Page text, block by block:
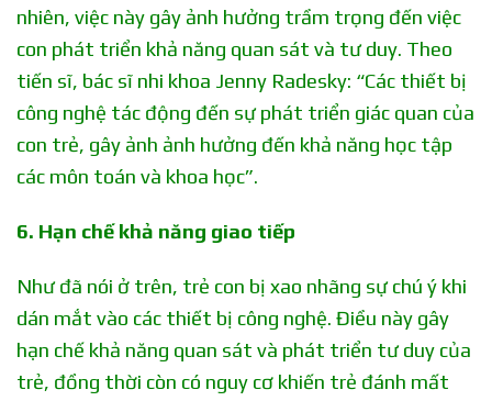
nhiên, việc này gây ảnh hưởng trầm trọng đến việc
con phát triển khả năng quan sát và tư duy. Theo
tiến sĩ, bác sĩ nhi khoa Jenny Radesky: “Các thiết bị
công nghệ tác động đến sự phát triển giác quan của
con trẻ, gây ảnh ảnh hưởng đến khả năng học tập
các môn toán và khoa học”.
6. Hạn chế khả năng giao tiếp
Như đã nói ở trên, trẻ con bị xao nhãng sự chú ý khi
dán mắt vào các thiết bị công nghệ. Điều này gây
hạn chế khả năng quan sát và phát triển tư duy của
trẻ, đồng thời còn có nguy cơ khiến trẻ đánh mất